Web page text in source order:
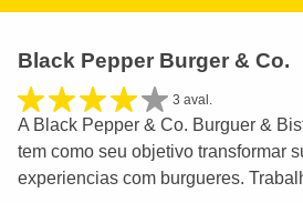
Black Pepper Burger & Co.
3 aval.
A Black Pepper & Co. Burguer &
tem como seu objetivo transformar
experiencias com burgueres.